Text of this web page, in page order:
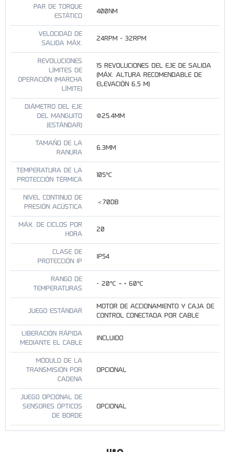
PAR DE TORQUE
ESTÁTICO
400NM
VELOCIDAD DE
SALIDA MÁX.
24RPM - 32RPM
REVOLUCIONES
LÍMITES DE
OPERACIÓN (MARCHA
LÍMITE)
15 REVOLUCIONES DEL EJE DE SALIDA
(MÁX. ALTURA RECOMENDABLE DE
ELEVACIÓN 6,5 M)
DIÁMETRO DEL EJE
DEL MANGUITO
(ESTÁNDAR)
Φ25.4MM
TAMAÑO DE LA
RANURA
6.3MM
TEMPERATURA DE LA
PROTECCIÓN TÉRMICA
105℃
NIVEL CONTINUO DE
PRESIÓN ACÚSTICA
＜70DB
MÁX. DE CICLOS POR
HORA
20
CLASE DE
PROTECCIÓN IP
IP54
RANGO DE
TEMPERATURAS
- 20℃ ~ + 60℃
JUEGO ESTÁNDAR
MOTOR DE ACCIONAMIENTO Y CAJA DE
CONTROL CONECTADA POR CABLE
LIBERACIÓN RÁPIDA
MEDIANTE EL CABLE
INCLUIDO
MÓDULO DE LA
TRANSMISIÓN POR
CADENA
OPCIONAL
JUEGO OPCIONAL DE
SENSORES ÓPTICOS
DE BORDE
OPCIONAL